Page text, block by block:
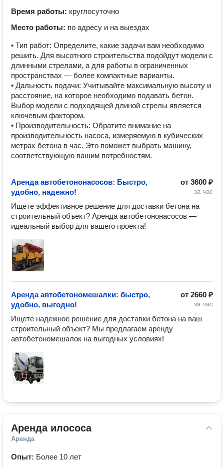
Время работы: круглосуточно
Место работы: по адресу и на выездах
• Тип работ: Определите, какие задачи вам необходимо
решить. Для высотного строительства подойдут модели с
длинными стрелами, а для работы в ограниченных
пространствах — более компактные варианты.
• Дальность подачи: Учитывайте максимальную высоту и
расстояние, на которое необходимо подавать бетон.
Выбор модели с подходящей длиной стрелы является
ключевым фактором.
• Производительность: Обратите внимание на
производительность насоса, измеряемую в кубических
метрах бетона в час. Это поможет выбрать машину,
соответствующую вашим потребностям.
от 3600 ₽
за час
Аренда автобетононасосов: Быстро,
удобно, надежно!
Ищете эффективное решение для доставки бетона на
строительный объект? Аренда автобетононасосов —
идеальный выбор для вашего проекта!
от 2660 ₽
за час
Аренда автобетономешалки: быстро,
удобно, выгодно!
Ищете надежное решение для доставки бетона на ваш
строительный объект? Мы предлагаем аренду
Аренда илососа
Аренда
Опыт: Более 10 лет